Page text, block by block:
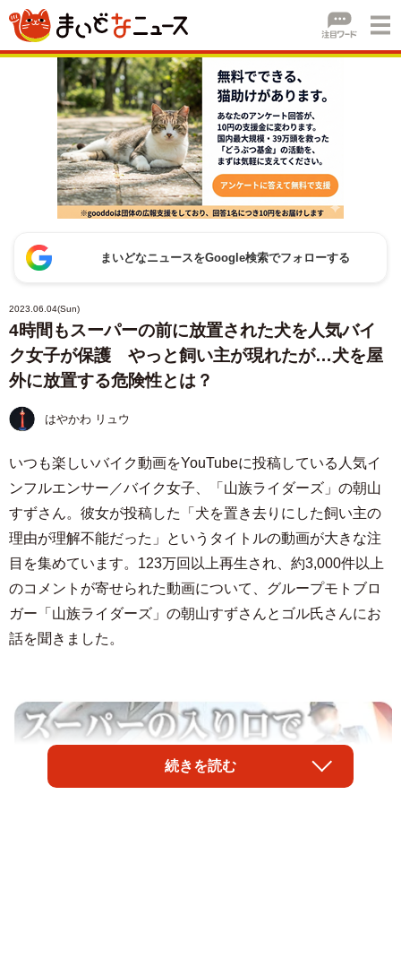
まいどなニュースをGoogle検索でフォローする
2023.06.04(Sun)
4時間もスーパーの前に放置された犬を人気バイ
ク女子が保護 やっと飼い主が現れたが…犬を屋
外に放置する危険性とは？
はやかわ リュウ
いつも楽しいバイク動画をYouTubeに投稿している人気イ
ンフルエンサー／バイク女子、「山族ライダーズ」の朝山
すずさん。彼女が投稿した「犬を置き去りにした飼い主の
理由が理解不能だった」というタイトルの動画が大きな注
目を集めています。123万回以上再生され、約3,000件以上
のコメントが寄せられた動画について、グループモトブロ
ガー「山族ライダーズ」の朝山すずさんとゴル氏さんにお
話を聞きました。
続きを読む